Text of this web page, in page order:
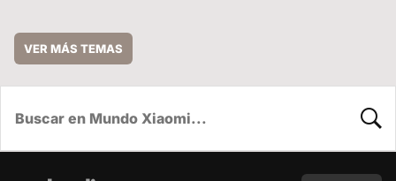
VER MÁS TEMAS